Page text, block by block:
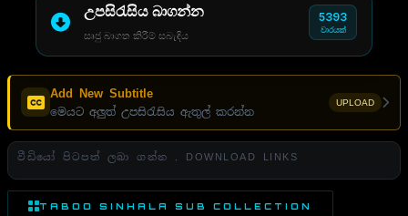
උපසිරැසිය බාගන්න
සෘජු බාගත කිරීම් සබැඳිය
5393
වාරයක්
Add New Subtitle
මෙයට අලුත් උපසිරැසිය ඇතුල් කරන්න
UPLOAD
වීඩියෝ පිටපත් ලබා ගන්න . DOWNLOAD LINKS
TABOO SINHALA SUB COLLECTION